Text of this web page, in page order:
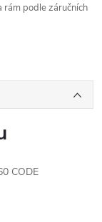
rám podle záručních
CODE